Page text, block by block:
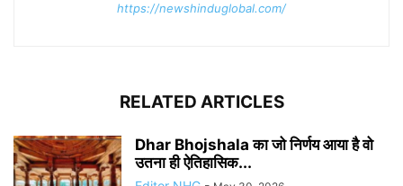
https://newshinduglobal.com/
RELATED ARTICLES
Dhar Bhojshala का जो निर्णय आया है वो
उतना ही ऐतिहासिक...